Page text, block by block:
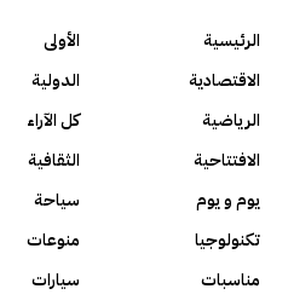
الرئيسية الأولى
الاقتصادية
الدولية
الرياضية
كل الآراء
الافتتاحية
الثقافية
يوم و يوم
سياحة
تكنولوجيا
منوعات
مناسبات
سيارات